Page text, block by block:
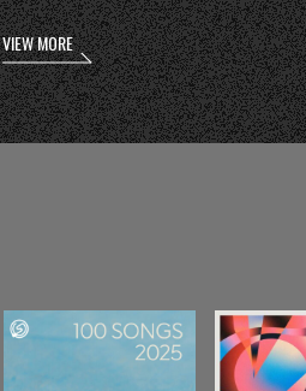
VIEW MORE